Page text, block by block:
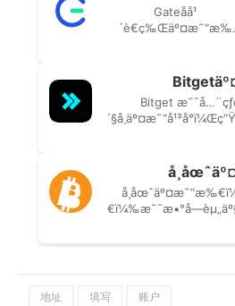
地址 填写 账户